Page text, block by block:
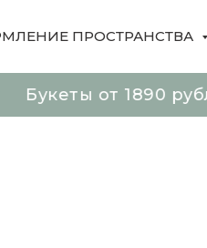
1890 рублей •
1890 рублей •
ПРОСТРАНСТВА